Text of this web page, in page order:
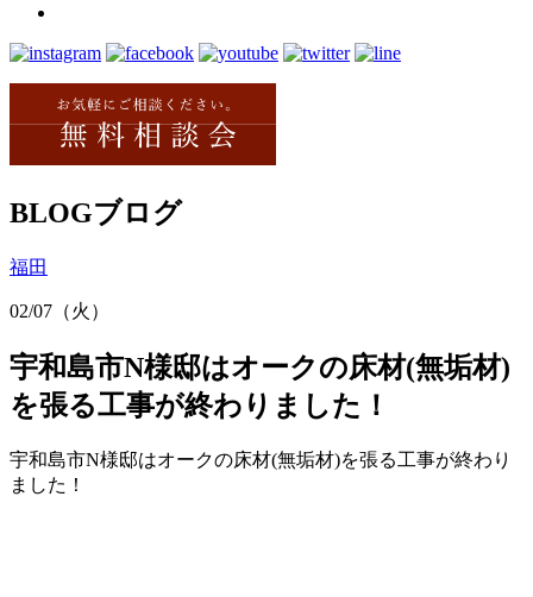
BLOGブログ
福田
02/07（火）
宇和島市N様邸はオークの床材(無垢材)
を張る工事が終わりました！
宇和島市N様邸はオークの床材(無垢材)を張る工事が終わり
ました！